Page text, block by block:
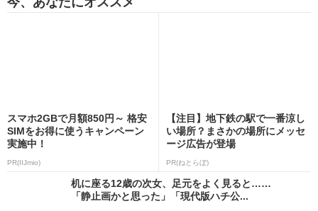
スマホ2GBで月額850円～ 格安
SIMをお得に使うキャンペーン
実施中！
PR(IIJmio)
【注目】地下鉄の駅で一番涼し
い場所？まさかの場所にメッセ
ージ広告が登場
PR(ねとらぼ)
机に座る12歳の次女、足元をよく見ると……
「静止画かと思った」「現代版ハチ公...